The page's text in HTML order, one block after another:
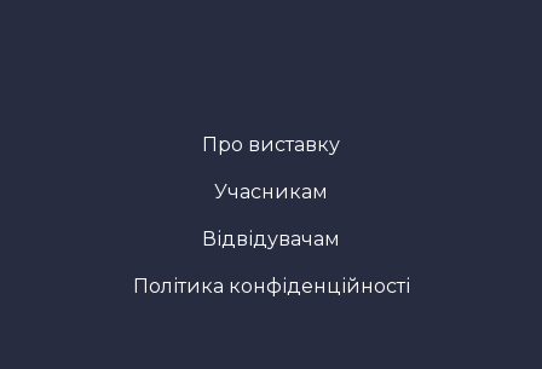
Про виставку
Учасникам
Відвідувачам
Політика конфіденційності